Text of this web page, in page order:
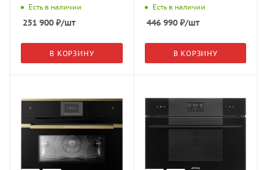
NYACraft Frame,
нержавеющая сталь,
744545
Есть в наличии
251 900 ₽/шт
В КОРЗИНУ
6550.0 S2 чёрное
стекло/Black Chrome
Есть в наличии
446 990₽/шт
В КОРЗИНУ